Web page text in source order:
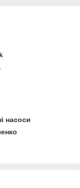
насоси